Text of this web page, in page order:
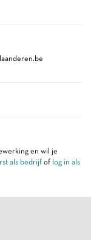
en wil je
als bedrijfof log in als